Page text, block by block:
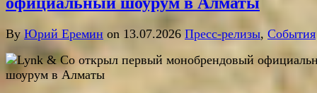
By Юрий Еремин on 13.07.2026 Пресс-релизы, События